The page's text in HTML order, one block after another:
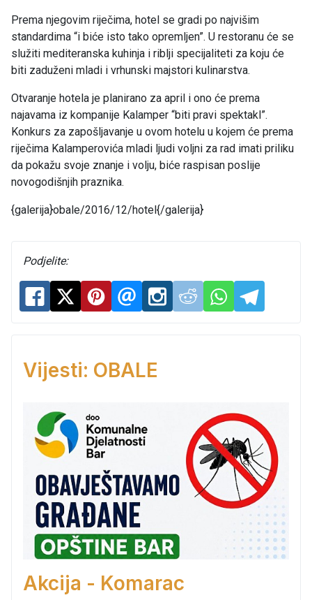
Prema njegovim riječima, hotel se gradi po najvišim
standardima “i biće isto tako opremljen”. U restoranu će se
služiti mediteranska kuhinja i riblji specijaliteti za koju će
biti zaduženi mladi i vrhunski majstori kulinarstva.
Otvaranje hotela je planirano za april i ono će prema
najavama iz kompanije Kalamper “biti pravi spektakl”.
Konkurs za zapošljavanje u ovom hotelu u kojem će prema
riječima Kalamperovića mladi ljudi voljni za rad imati priliku
da pokažu svoje znanje i volju, biće raspisan poslije
novogodišnjih praznika.
{galerija}obale/2016/12/hotel{/galerija}
Podjelite:
Vijesti: OBALE
Akcija - Komarac